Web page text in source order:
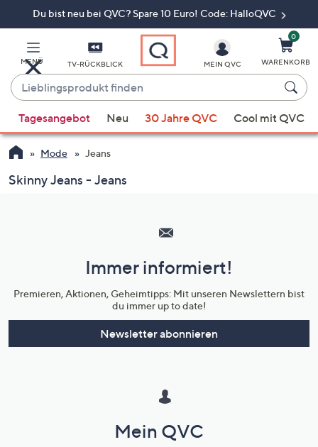
Du bist neu bei QVC? Spare 10 Euro! Code: HalloQVC
MENÜ TV-RÜCKBLICK
Lieblingsprodukt
finden
Vorschläge
verfügbar
sind,
verwenden
nach
wischen
MEIN QVC
0
WARENKORB
Tagesangebot Neu 30 Jahre QVC Cool mit QVC
Mode Jeans
Skinny Jeans - Jeans
Unternehmensinformationen
Immer informiert!
Premieren, Aktionen, Geheimtipps: Mit unseren Newslettern bist
du immer up to date!
Newsletter abonnieren
Mein QVC